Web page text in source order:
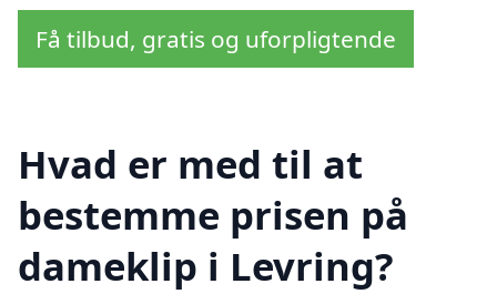
Få tilbud, gratis og uforpligtende
Hvad er med til at
bestemme prisen på
dameklip i Levring?